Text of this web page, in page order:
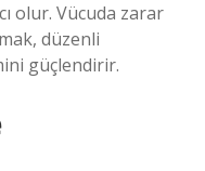
olur. Vücuda zarar
düzenli
güçlendirir.